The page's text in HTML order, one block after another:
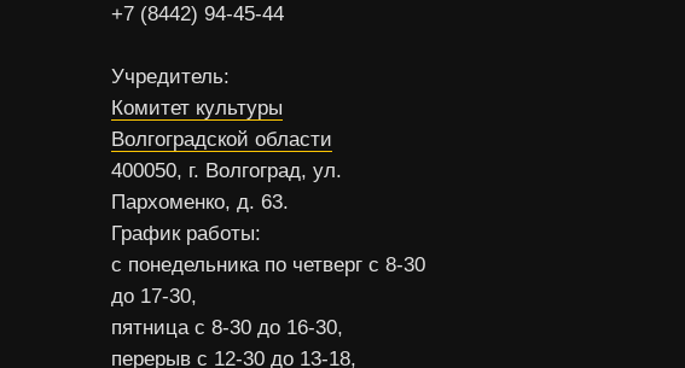
+7 (8442) 94-45-44
Учредитель:
Комитет культуры
Волгоградской области
400050, г. Волгоград, ул.
Пархоменко, д. 63.
График работы:
с понедельника по четверг с 8-30
до 17-30,
пятница с 8-30 до 16-30,
перерыв с 12-30 до 13-18,